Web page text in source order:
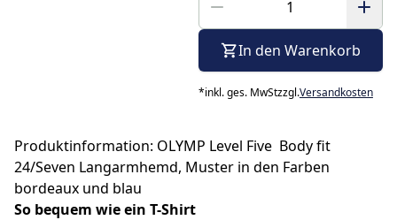
In den Warenkorb
*inkl. ges. MwStzzgl.Versandkosten
Produktinformation: OLYMP Level Five Body fit
24/Seven Langarmhemd, Muster in den Farben
bordeaux und blau
So bequem wie ein T-Shirt